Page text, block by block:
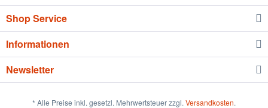
Shop Service
Informationen
Newsletter
* Alle Preise inkl. gesetzl. Mehrwertsteuer zzgl. Versandkosten.